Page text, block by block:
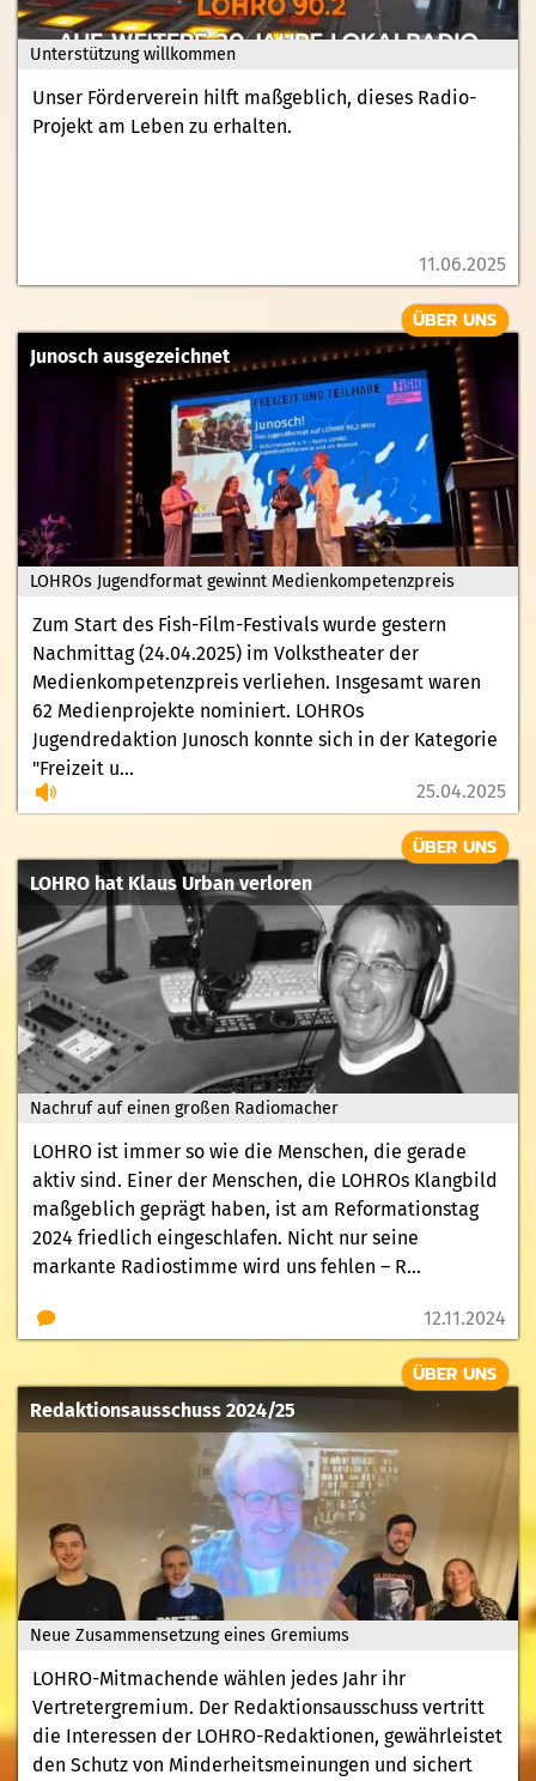
Unterstützung willkommen
Unser Förderverein hilft maßgeblich, dieses Radio-
Projekt am Leben zu erhalten.
11.06.2025
LOHROs Jugendformat gewinnt Medienkompetenzpreis
Junosch ausgezeichnet
ÜBER UNS
Zum Start des Fish-Film-Festivals wurde gestern
Nachmittag (24.04.2025) im Volkstheater der
Medienkompetenzpreis verliehen. Insgesamt waren
62 Medienprojekte nominiert. LOHROs
Jugendredaktion Junosch konnte sich in der Kategorie
"Freizeit u...
25.04.2025
Nachruf auf einen großen Radiomacher
LOHRO hat Klaus Urban verloren
ÜBER UNS
LOHRO ist immer so wie die Menschen, die gerade
aktiv sind. Einer der Menschen, die LOHROs Klangbild
maßgeblich geprägt haben, ist am Reformationstag
2024 friedlich eingeschlafen. Nicht nur seine
markante Radiostimme wird uns fehlen – R...
12.11.2024
Neue Zusammensetzung eines Gremiums
Redaktionsausschuss 2024/25
ÜBER UNS
LOHRO-Mitmachende wählen jedes Jahr ihr
Vertretergremium. Der Redaktionsausschuss vertritt
die Interessen der LOHRO-Redaktionen, gewährleistet
den Schutz von Minderheitsmeinungen und sichert